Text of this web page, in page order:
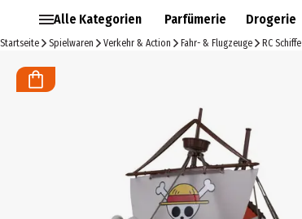
Alle Kategorien Parfümerie Drogerie
Startseite Spielwaren Verkehr & Action Fahr- & Flugzeuge RC Schiffe